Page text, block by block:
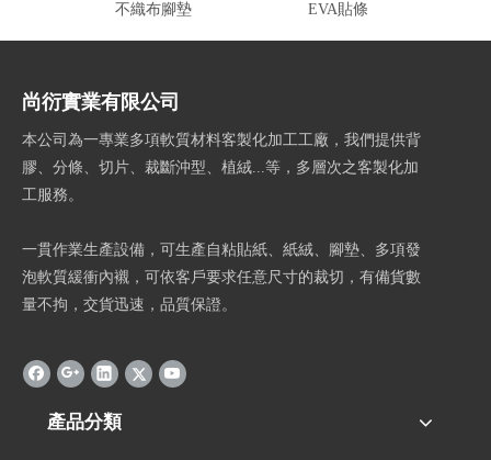
不織布腳墊 EVA貼條
尚衍實業有限公司
本公司為一專業多項軟質材料客製化加工工廠，我們提供背
膠、分條、切片、裁斷沖型、植絨...等，多層次之客製化加
工服務。
一貫作業生產設備，可生產自粘貼紙、紙絨、腳墊、多項發
泡軟質緩衝內襯，可依客戶要求任意尺寸的裁切，有備貨數
量不拘，交貨迅速，品質保證。
產品分類